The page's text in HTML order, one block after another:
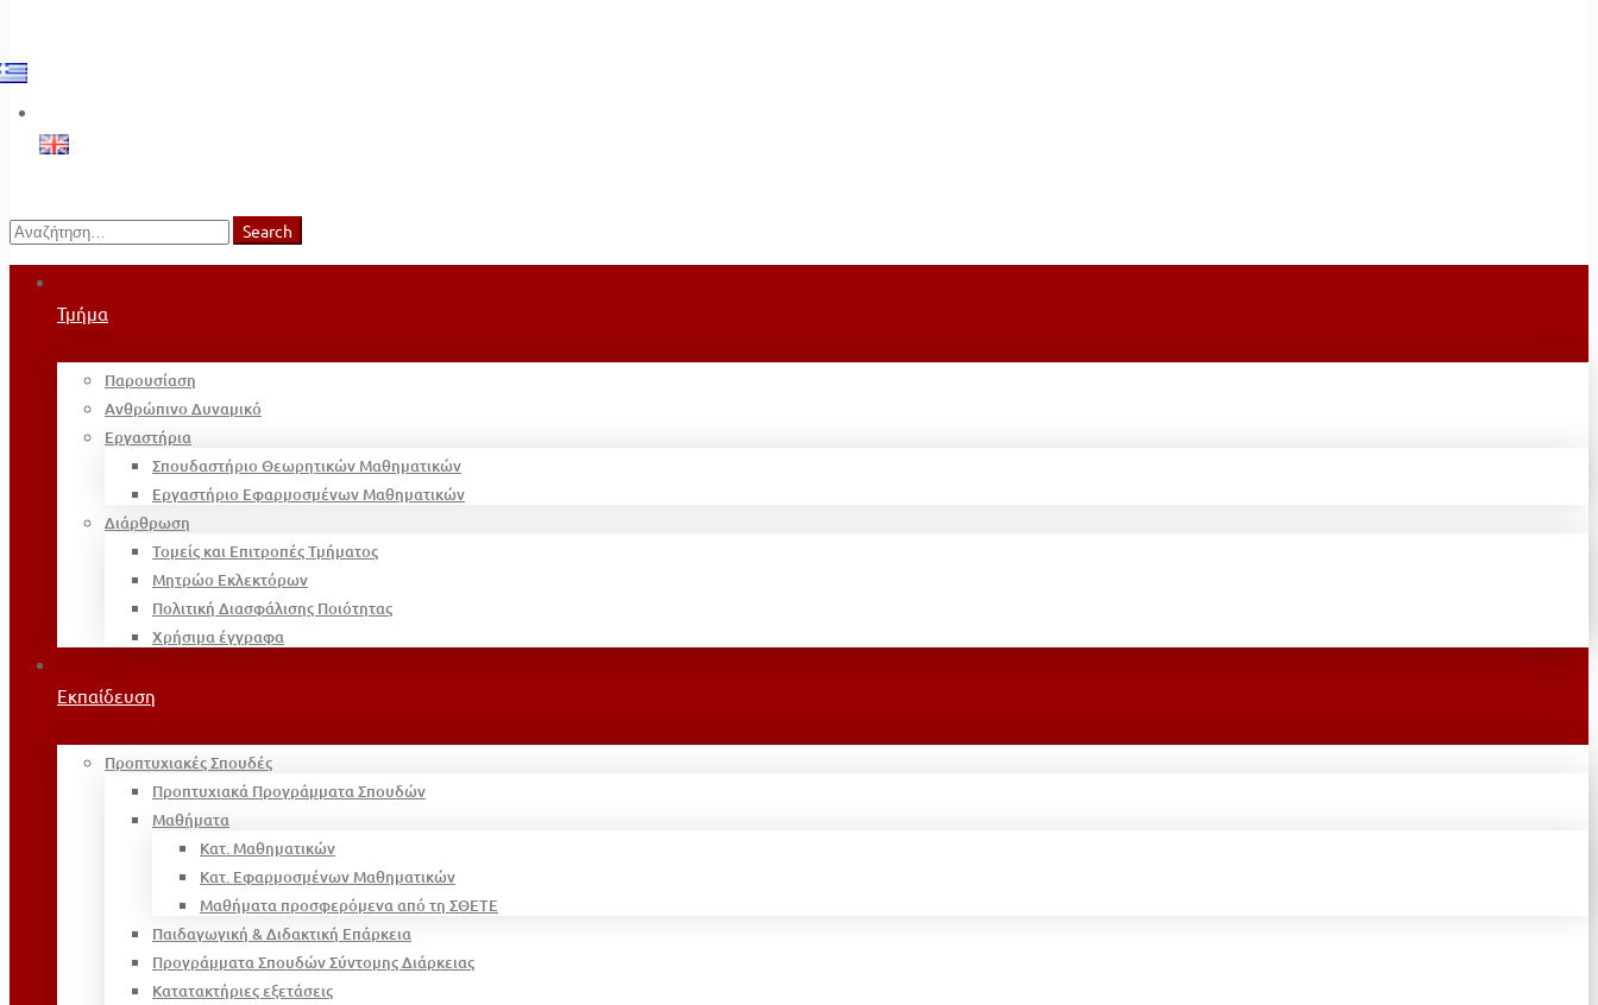
Search
for:
Search
Τμήμα
Παρουσίαση
Ανθρώπινο Δυναμικό
Εργαστήρια
Σπουδαστήριο Θεωρητικών Μαθηματικών
Εργαστήριο Εφαρμοσμένων Μαθηματικών
Διάρθρωση
Τομείς και Επιτροπές Τμήματος
Μητρώο Εκλεκτόρων
Πολιτική Διασφάλισης Ποιότητας
Χρήσιμα έγγραφα
Εκπαίδευση
Προπτυχιακές Σπουδές
Προπτυχιακά Προγράμματα Σπουδών
Μαθήματα
Κατ. Μαθηματικών
Κατ. Εφαρμοσμένων Μαθηματικών
Μαθήματα προσφερόμενα από τη ΣΘΕΤΕ
Παιδαγωγική & Διδακτική Επάρκεια
Προγράμματα Σπουδών Σύντομης Διάρκειας
Κατατακτήριες εξετάσεις